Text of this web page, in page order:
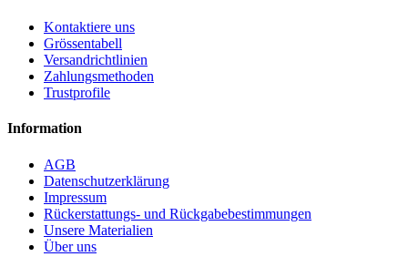
Kontaktiere uns
Grössentabell
Versandrichtlinien
Zahlungsmethoden
Trustprofile
Information
AGB
Datenschutzerklärung
Impressum
Rückerstattungs- und Rückgabebestimmungen
Unsere Materialien
Über uns